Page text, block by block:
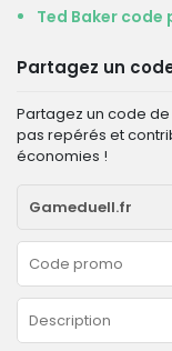
Ted Baker code
Partagez un
Partagez un code
pas repérés et
économies !